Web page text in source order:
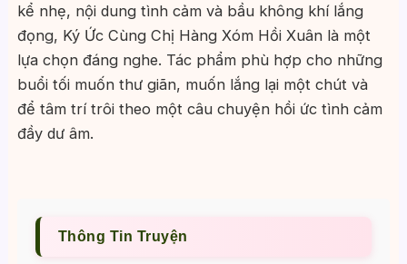
kể nhẹ, nội dung tình cảm và bầu không khí lắng
đọng, Ký Ức Cùng Chị Hàng Xóm Hồi Xuân là một
lựa chọn đáng nghe. Tác phẩm phù hợp cho những
buổi tối muốn thư giãn, muốn lắng lại một chút và
để tâm trí trôi theo một câu chuyện hồi ức tình cảm
đầy dư âm.
Thông Tin Truyện